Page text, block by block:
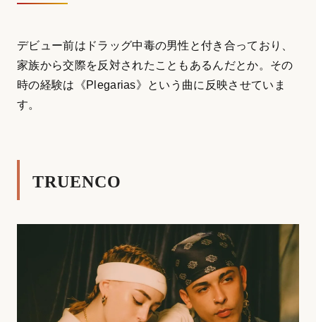
デビュー前はドラッグ中毒の男性と付き合っており、
家族から交際を反対されたこともあるんだとか。その
時の経験は《Plegarias》という曲に反映させていま
す。
TRUENCO